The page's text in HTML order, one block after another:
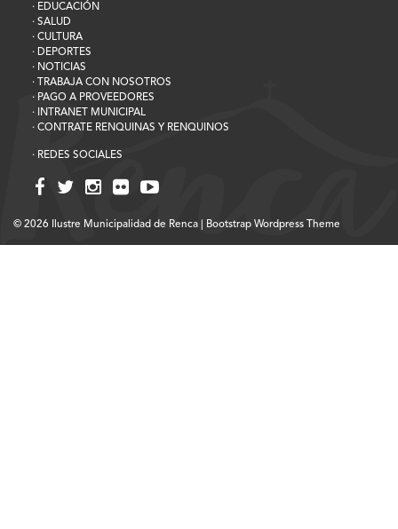
· EDUCACIÓN
· SALUD
· CULTURA
· DEPORTES
· NOTICIAS
· TRABAJA CON NOSOTROS
· PAGO A PROVEEDORES
· INTRANET MUNICIPAL
· CONTRATE RENQUINAS Y RENQUINOS
· REDES SOCIALES
© 2026 Ilustre Municipalidad de Renca Bootstrap Wordpress Theme